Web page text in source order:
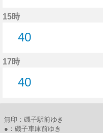
15時
40
17時
40
無印：磯子駅前ゆき
●：磯子車庫前ゆき